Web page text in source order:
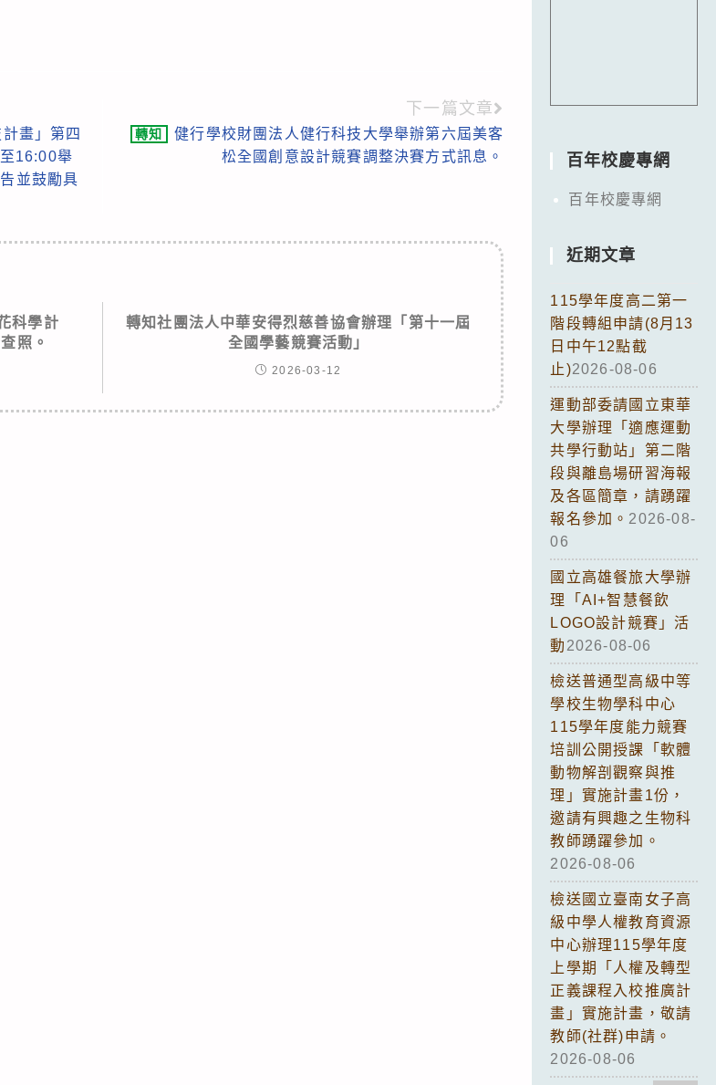
畫」第四
16:00舉
並鼓勵具
下一篇文章
轉知
健行學校財團法人健行科技大學舉辦第六屆美客
松全國創意設計競賽調整決賽方式訊息。
科學計
照。
轉知社團法人中華安得烈慈善協會辦理「第十一屆
全國學藝競賽活動」
2026-03-12
百年校慶專網
百年校慶專網
近期文章
115學年度高二第一
階段轉組申請(8月13
日中午12點截
止)2026-08-06
運動部委請國立東華
大學辦理「適應運動
共學行動站」第二階
段與離島場研習海報
及各區簡章，請踴躍
報名參加。 2026-08-
06
國立高雄餐旅大學辦
理「AI+智慧餐飲
LOGO設計競賽」活
動 2026-08-06
檢送普通型高級中等
學校生物學科中心
115學年度能力競賽
培訓公開授課「軟體
動物解剖觀察與推
理」實施計畫1份，
邀請有興趣之生物科
教師踴躍參加。
2026-08-06
檢送國立臺南女子高
級中學人權教育資源
中心辦理115學年度
上學期「人權及轉型
正義課程入校推廣計
畫」實施計畫，敬請
教師(社群)申請。
2026-08-06